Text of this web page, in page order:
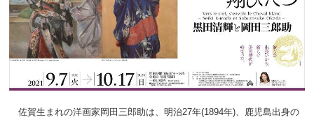
佐賀生まれの洋画家岡田三郎助は、明治27年(1894年)、鹿児島出身の